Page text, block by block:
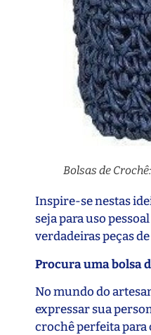
Bolsas de
Inspire-se nestas
seja para uso
verdadeiras peças
Procura uma bolsa
No mundo do
expressar sua
crochê perfeita para